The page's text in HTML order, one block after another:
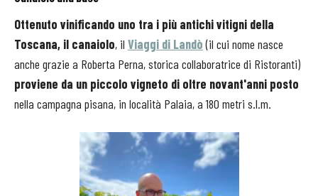
Ottenuto vinificando uno tra i più antichi vitigni della
Toscana, il canaiolo, il Viaggi di Landò(il cui nome nasce
anche grazie a Roberta Perna, storica collaboratrice di Ristoranti)
proviene da un piccolo vigneto di oltre novant'anni posto
nella campagna pisana, in località Palaia, a 180 metri s.l.m.